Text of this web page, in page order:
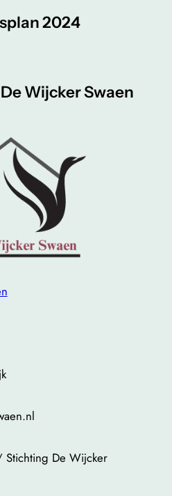
2024
Wijcker Swaen
De Wijcker